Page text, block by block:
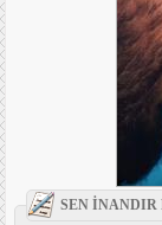
SEN İNANDIR